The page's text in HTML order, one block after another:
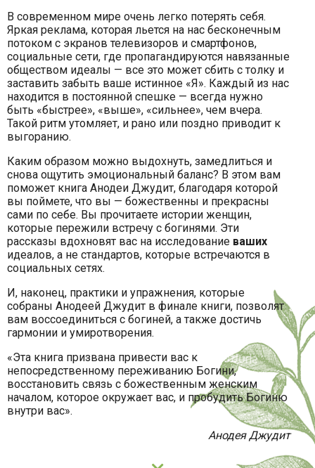
В современном мире очень легко потерять себя.
Яркая реклама, которая льется на нас бесконечным
потоком с экранов телевизоров и смартфонов,
социальные сети, где пропагандируются навязанные
обществом идеалы — все это может сбить с толку и
заставить забыть ваше истинное «Я». Каждый из нас
находится в постоянной спешке — всегда нужно
быть «быстрее», «выше», «сильнее», чем вчера.
Такой ритм утомляет, и рано или поздно приводит к
выгоранию.
Каким образом можно выдохнуть, замедлиться и
снова ощутить эмоциональный баланс? В этом вам
поможет книга Анодеи Джудит, благодаря которой
вы поймете, что вы — божественны и прекрасны
сами по себе. Вы прочитаете истории женщин,
которые пережили встречу с богинями. Эти
рассказы вдохновят вас на исследование ваших
идеалов, а не стандартов, которые встречаются в
социальных сетях.
И, наконец, практики и упражнения, которые
собраны Анодеей Джудит в финале книги, позволят
вам воссоединиться с богиней, а также достичь
гармонии и умиротворения.
«Эта книга призвана привести вас к
непосредственному переживанию Богини,
восстановить связь с божественным женским
началом, которое окружает вас, и пробудить Богиню
внутри вас».
Анодея Джудит